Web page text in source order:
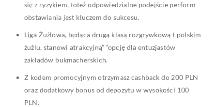
się z ryzykiem, toteż odpowiedzialne podejście perform
obstawiania jest kluczem do sukcesu.
Liga Żużlowa, będąca drugą klasą rozgrywkową t polskim
żużlu, stanowi atrakcyjną” “opcję dla entuzjastów
zakładów bukmacherskich.
Z kodem promocyjnym otrzymasz cashback do 200 PLN
oraz dodatkowy bonus od depozytu w wysokości 100
PLN.